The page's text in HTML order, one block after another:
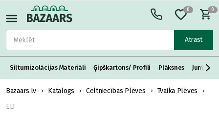
Atrast
0 0
Siltumizolācijas Materiāli Ģipškartons/ Profili Plāksnes Jumta
Bazaars.lv Katalogs Celtniecības Plēves
Tvaika Plēves
ELT